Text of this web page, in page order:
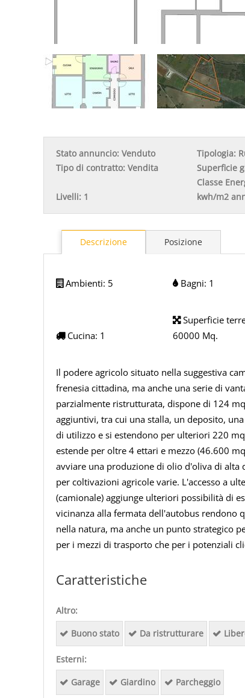
Stato annuncio: Venduto Tipologia:
Tipo di contratto: Vendita Superficie
Livelli: 1
Classe
kwh/m2
Descrizione Posizione
Ambienti: 5 Bagni: 1
Cucina: 1
Superficie
60000 Mq.
Il podere agricolo situato nella suggestiva
frenesia cittadina, ma anche una serie di
parzialmente ristrutturata, dispone di 124
aggiuntivi, tra cui una stalla, un deposito,
di utilizzo e si estendono per ulteriori 220
estende per oltre 4 ettari e mezzo (46.600
avviare una produzione di olio d'oliva di alta
per coltivazioni agricole varie. L'accesso a
(camionale) aggiunge ulteriori possibilità di
vicinanza alla fermata dell'autobus rendono
nella natura, ma anche un punto strategico
per i mezzi di trasporto che per i potenziali
Caratteristiche
Altro:
Buono stato
Da ristrutturare
Esterni:
Garage
Giardino Parcheggio